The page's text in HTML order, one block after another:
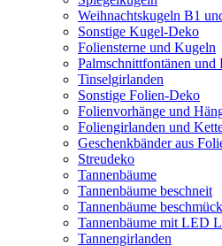
Weihnachtskugeln B1
Sonstige Kugel-Deko
Foliensterne und Kugeln
Palmschnittfontänen und
Tinselgirlanden
Sonstige Folien-Deko
Folienvorhänge und
Foliengirlanden und
Geschenkbänder aus
Streudeko
Tannenbäume
Tannenbäume beschneit
Tannenbäume
Tannenbäume mit LED
Tannengirlanden